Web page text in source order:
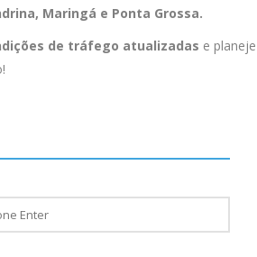
, Maringá e Ponta Grossa.
de tráfego atualizadas e planeje